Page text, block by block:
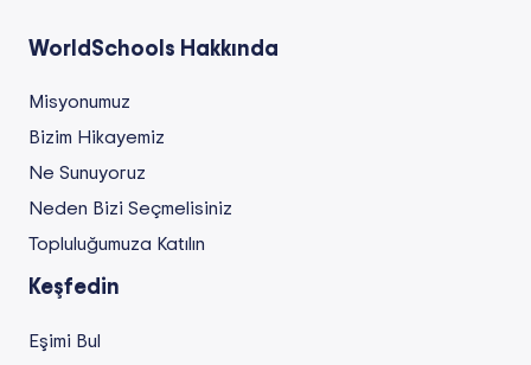
WorldSchools Hakkında
Misyonumuz
Bizim Hikayemiz
Ne Sunuyoruz
Neden Bizi Seçmelisiniz
Topluluğumuza Katılın
Keşfedin
Eşimi Bul